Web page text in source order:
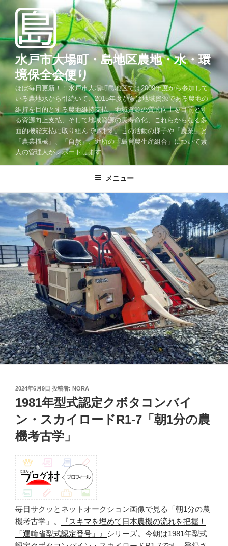
テ
ン
ツ
へ
ス
ッ
プ
水戸市大場町・島地区農地・水・環
境保全会便り
ほぼ毎日更新！！水戸市大場町島地区では2009年度から参加して
いる農地水から引続いて、2015年度からは地域資源である農地の
維持を目的とする農地維持支払、地域資源の質的向上を目的とす
る資源向上支払、そして地域資源の長寿命化、これらからなる多
面的機能支払に取り組んでいます。この活動の様子や「農業」と
「農業機械」、「自然」、近所の「島営農生産組合」について素
人の管理人がレポートします。
メニュー
投
稿
日:
2024年6月9日 投稿者: NORA
1981年型式認定クボタコンバイ
ン・スカイロードR1-7「朝1分の農
機考古学」
毎日サクッとネットオークション画像で見る「朝1分の農
機考古学」。
『スキマを埋めて日本農機の流れを把握！
「運輸省型式認定番号」』 シリーズ。今朝は1981年型式